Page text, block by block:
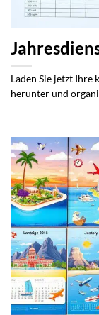
Laden Sie jetzt Ihre
herunter und